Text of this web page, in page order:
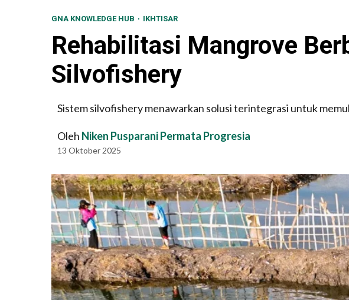
GNA KNOWLEDGE HUB IKHTISAR
Rehabilitasi Mangrove
Silvofishery
Sistem silvofishery menawarkan solusi terintegrasi untuk
Oleh Niken Pusparani Permata Progresia
13 Oktober 2025